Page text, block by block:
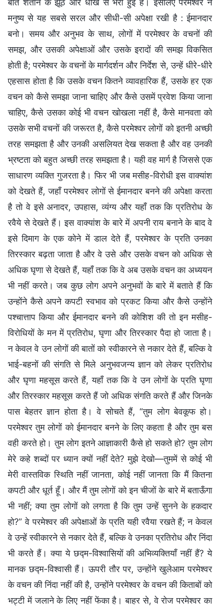
मनुष्य से यह सबसे सरल और सीधी-सी अपेक्षा रखी है : ईमानदार
बनो। समय और अनुभव के साथ, लोगों में परमेश्वर के वचनों की
समझ, और उसकी अपेक्षाओं और उसके इरादों की समझ विकसित
होती है; परमेश्वर के वचनों के मार्गदर्शन और निर्देश से, उन्हें धीरे-धीरे
एहसास होता है कि उसके वचन कितने व्यावहारिक हैं, उसके हर एक
वचन को कैसे समझा जाना चाहिए और कैसे उसमें प्रवेश किया जाना
चाहिए, कैसे उसका कोई भी वचन खोखला नहीं है, कैसे मानवता को
उसके सभी वचनों की जरूरत है, कैसे परमेश्वर लोगों को इतनी अच्छी
तरह समझता है और उनकी असलियत देख सकता है और वह उनकी
भ्रष्टता को बहुत अच्छी तरह समझता है। यही वह मार्ग है जिससे एक
साधारण व्यक्ति गुजरता है। फिर भी जब मसीह-विरोधी इस वाक्यांश
को देखते हैं, जहाँ परमेश्वर लोगों से ईमानदार बनने की अपेक्षा करता
है तो वे इसे अनादर, उपहास, व्यंग्य और यहाँ तक कि प्रतिरोध के
रवैये से देखते हैं। इस वाक्यांश के बारे में अपनी राय बनाने के बाद वे
इसे दिमाग के एक कोने में डाल देते हैं, परमेश्वर के प्रति उनका
तिरस्कार बढ़ता जाता है और वे उसे और उसके वचन को अधिक से
अधिक घृणा से देखते हैं, यहाँ तक कि वे अब उसके वचन का अध्ययन
भी नहीं करते। जब कुछ लोग अपने अनुभवों के बारे में बताते हैं कि
उन्होंने कैसे अपने कपटी स्वभाव को प्रकट किया और कैसे उन्होंने
पश्चात्ताप किया और ईमानदार बनने की कोशिश की तो इन मसीह-
विरोधियों के मन में प्रतिरोध, घृणा और तिरस्कार पैदा हो जाता है।
न केवल वे उन लोगों की बातों को स्वीकारने से नकार देते हैं, बल्कि वे
भाई-बहनों की संगति से मिले अनुभवजन्य ज्ञान को लेकर प्रतिरोध
और घृणा महसूस करते हैं, यहाँ तक कि वे उन लोगों के प्रति घृणा
और तिरस्कार महसूस करते हैं जो अधिक संगति करते हैं और जिनके
पास बेहतर ज्ञान होता है। वे सोचते हैं, “तुम लोग बेवकूफ हो।
परमेश्वर तुम लोगों को ईमानदार बनने के लिए कहता है और तुम बस
वही करते हो। तुम लोग इतने आज्ञाकारी कैसे हो सकते हो? तुम लोग
मेरे कहे शब्दों पर ध्यान क्यों नहीं देते? मुझे देखो—तुममें से कोई भी
मेरी वास्तविक स्थिति नहीं जानता, कोई नहीं जानता कि मैं कितना
कपटी और धूर्त हूँ। और मैं तुम लोगों को इन चीजों के बारे में बताऊँगा
भी नहीं; क्या तुम लोगों को लगता है कि तुम उन्हें सुनने के हकदार
हो?” वे परमेश्वर की अपेक्षाओं के प्रति यही रवैया रखते हैं; न केवल
वे उन्हें स्वीकारने से नकार देते हैं, बल्कि वे उनका प्रतिरोध और निंदा
भी करते हैं। क्या ये छद्म-विश्वासियों की अभिव्यक्तियाँ नहीं हैं? ये
मानक छद्म-विश्वासी हैं। ऊपरी तौर पर, उन्होंने खुलेआम परमेश्वर
के वचन की निंदा नहीं की है, उन्होंने परमेश्वर के वचन की किताबों को
भट्टी में जलाने के लिए नहीं फेंका है। बाहर से, वे रोज परमेश्वर का